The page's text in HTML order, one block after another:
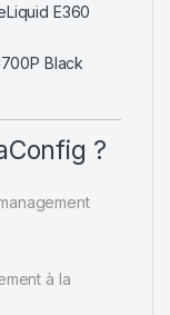
E360
Black
?
à la